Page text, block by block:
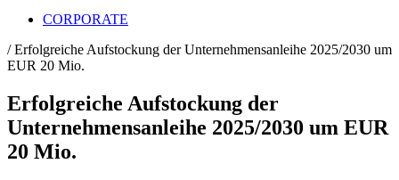
CORPORATE
/ Erfolgreiche Aufstockung der Unternehmensanleihe 2025/2030 um
EUR 20 Mio.
Erfolgreiche Aufstockung der
Unternehmensanleihe 2025/2030 um EUR
20 Mio.